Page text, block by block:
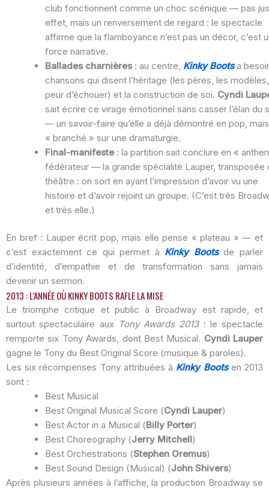
club fonctionnent comme un choc scénique — pas
effet, mais un renversement de regard : le spectacle
affirme que la flamboyance n’est pas un décor, c’est
force narrative.
Ballades charnières: au centre, Kinky Bootsa
chansons qui disent l’héritage (les pères, les
peur d’échouer) et la construction de soi. Cyndi
sait écrire ce virage émotionnel sans casser l’élan du
— un savoir-faire qu’elle a déjà démontré en pop,
« branché » sur une dramaturgie.
Final-manifeste: la partition sait conclure en «
fédérateur — la grande spécialité Lauper, transposée
théâtre : on sort en ayant l’impression d’avoir vu une
histoire et d’avoir rejoint un groupe. (C’est très
et très elle.)
En bref : Lauper écrit pop, mais elle pense « plateau » — et
c’est exactement ce qui permet à Kinky Bootsde parler
d’identité, d’empathie et de transformation sans jamais
devenir un sermon.
2013 : L’ANNÉE OÙ KINKY BOOTS RAFLE LA MISE
Le triomphe critique et public à Broadway est rapide, et
surtout spectaculaire aux Tony Awards 2013: le spectacle
remporte six Tony Awards, dont Best Musical. Cyndi Lauper
gagne le Tony du Best Original Score (musique & paroles).
Les six récompenses Tony attribuées à Kinky Bootsen 2013
sont :
Best Musical
Best Original Musical Score (Cyndi Lauper)
Best Actor in a Musical (Billy Porter)
Best Choreography (Jerry Mitchell)
Best Orchestrations (Stephen Oremus)
Best Sound Design (Musical) (John Shivers)
Après plusieurs années à l’affiche, la production Broadway se